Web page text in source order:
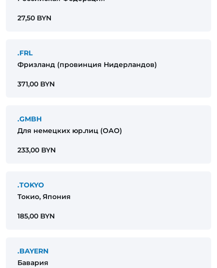
27,50 BYN
.FRL
Фризланд (провинция Нидерландов)
371,00 BYN
.GMBH
Для немецких юр.лиц (ОАО)
233,00 BYN
.TOKYO
Токио, Япония
185,00 BYN
.BAYERN
Бавария